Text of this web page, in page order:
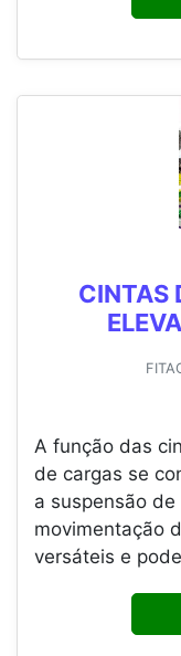
CINTAS
A função das
de cargas se
a suspensão
movimentação
versáteis e